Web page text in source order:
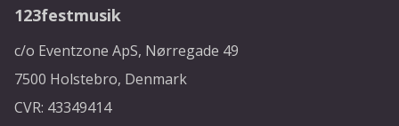
123festmusik
c/o Eventzone ApS, Nørregade 49
7500 Holstebro, Denmark
CVR: 43349414